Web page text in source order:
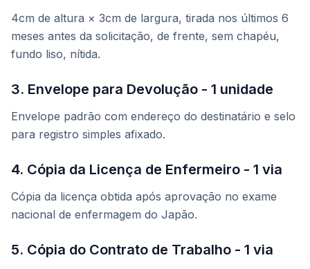
4cm de altura × 3cm de largura, tirada nos últimos 6
meses antes da solicitação, de frente, sem chapéu,
fundo liso, nítida.
3. Envelope para Devolução - 1 unidade
Envelope padrão com endereço do destinatário e selo
para registro simples afixado.
4. Cópia da Licença de Enfermeiro - 1 via
Cópia da licença obtida após aprovação no exame
nacional de enfermagem do Japão.
5. Cópia do Contrato de Trabalho - 1 via